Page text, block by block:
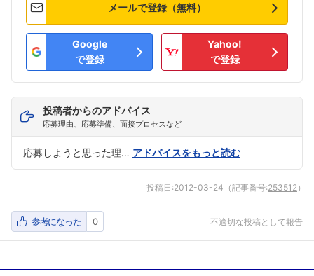
メールで登録（無料）
Google
で登録
Yahoo!
で登録
投稿者からのアドバイス
応募理由、応募準備、面接プロセスなど
応募しようと思った理… アドバイスをもっと読む
投稿日:2012-03-24 （記事番号:253512 ）
参考になった 0 不適切な投稿として報告